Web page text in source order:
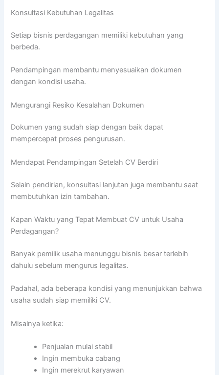
Konsultasi Kebutuhan Legalitas
Setiap bisnis perdagangan memiliki kebutuhan yang
berbeda.
Pendampingan membantu menyesuaikan dokumen
dengan kondisi usaha.
Mengurangi Resiko Kesalahan Dokumen
Dokumen yang sudah siap dengan baik dapat
mempercepat proses pengurusan.
Mendapat Pendampingan Setelah CV Berdiri
Selain pendirian, konsultasi lanjutan juga membantu saat
membutuhkan izin tambahan.
Kapan Waktu yang Tepat Membuat CV untuk Usaha
Perdagangan?
Banyak pemilik usaha menunggu bisnis besar terlebih
dahulu sebelum mengurus legalitas.
Padahal, ada beberapa kondisi yang menunjukkan bahwa
usaha sudah siap memiliki CV.
Misalnya ketika:
Penjualan mulai stabil
Ingin membuka cabang
Ingin merekrut karyawan